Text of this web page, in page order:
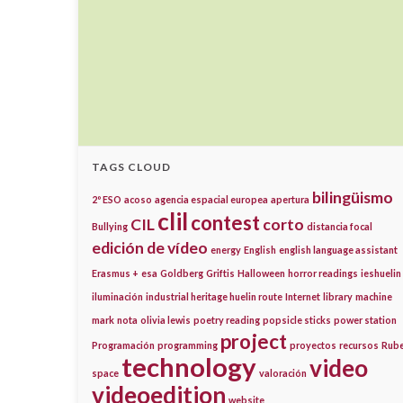
TAGS CLOUD
2º ESO acoso agencia espacial europea apertura bilingüismo
Bullying CILclilcontestcorto distancia focal
edición de vídeo energy English english language assistant
Erasmus + esa Goldberg Griftis Halloween horror readings ieshuelin
iluminación industrial heritage huelin route Internet library machine
mark nota olivia lewis poetry reading popsicle sticks power station
Programación programming project proyectos recursos
space technology valoración video
videoedition website